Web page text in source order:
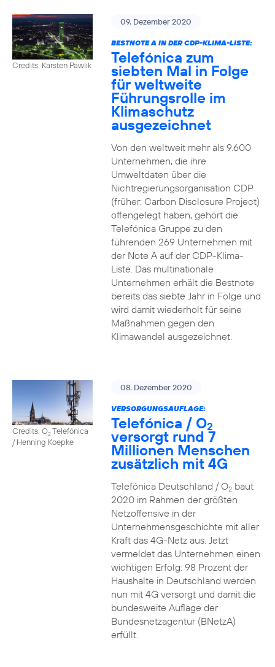
Credits: Karsten Pawlik
09. Dezember 2020
BESTNOTE A IN DER CDP-KLIMA-LISTE:
Telefónica zum
siebten Mal in Folge
für weltweite
Führungsrolle im
Klimaschutz
ausgezeichnet
Von den weltweit mehr als 9.600
Unternehmen, die ihre
Umweltdaten über die
Nichtregierungsorganisation CDP
(früher: Carbon Disclosure Project)
offengelegt haben, gehört die
Telefónica Gruppe zu den
führenden 269 Unternehmen mit
der Note A auf der CDP-Klima-
Liste. Das multinationale
Unternehmen erhält die Bestnote
bereits das siebte Jahr in Folge und
wird damit wiederholt für seine
Maßnahmen gegen den
Klimawandel ausgezeichnet.
Credits: O2Telefónica
/ Henning Koepke
08. Dezember 2020
VERSORGUNGSAUFLAGE:
Telefónica / O2
versorgt rund 7
Millionen Menschen
zusätzlich mit 4G
Telefónica Deutschland / O2baut
2020 im Rahmen der größten
Netzoffensive in der
Unternehmensgeschichte mit aller
Kraft das 4G-Netz aus. Jetzt
vermeldet das Unternehmen einen
wichtigen Erfolg: 98 Prozent der
Haushalte in Deutschland werden
nun mit 4G versorgt und damit die
bundesweite Auflage der
Bundesnetzagentur (BNetzA)
erfüllt.